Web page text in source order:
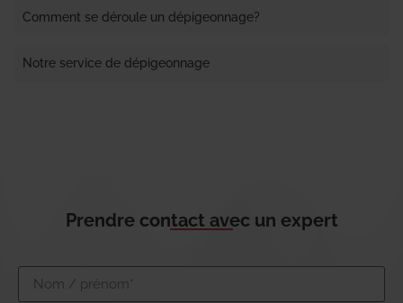
Comment se déroule un dépigeonnage?
Notre service de dépigeonnage
Prendre contact avec un expert